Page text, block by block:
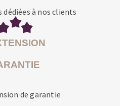
dédiées à nos clients
de garantie